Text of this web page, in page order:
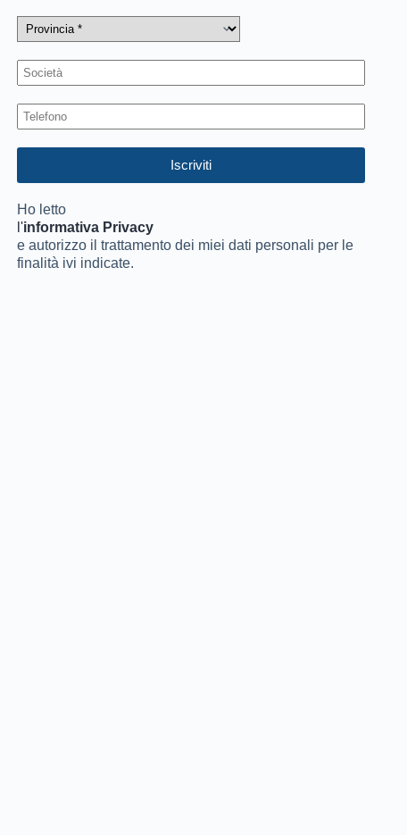
Ho letto
l'informativa Privacy
e autorizzo il trattamento dei miei dati personali per le
finalità ivi indicate.